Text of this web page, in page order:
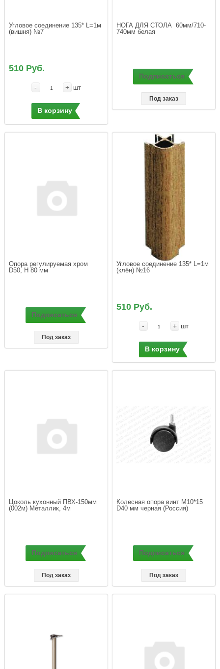
Угловое соединение 135* L=1м
(вишня) №7
510 Руб.
- + шт
В корзину
НОГА ДЛЯ СТОЛА  60мм/710-
Подписаться
Под заказ
Опора регулируемая хром
D50, H 80 мм
Подписаться
Под заказ
Угловое соединение 135* L=1м
(клён) №16
510 Руб.
- + шт
В корзину
Цоколь кухонный ПВХ-150мм
(002м) Металлик, 4м
Подписаться
Под заказ
Колесная опора винт М10*15
Подписаться
Под заказ